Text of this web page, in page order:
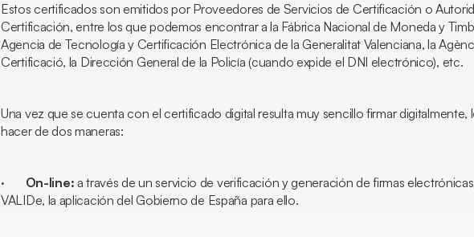
Estos certificados son emitidos por Proveedores de Servicios de Certificación o
Certificación, entre los que podemos encontrar a la Fábrica Nacional de Moneda y
Agencia de Tecnología y Certificación Electrónica de la Generalitat Valenciana, la
Certificació, la Dirección General de la Policía (cuando expide el DNI electrónico), etc.
Una vez que se cuenta con el certificado digital resulta muy sencillo firmar
hacer de dos maneras:
· On-line: a través de un servicio de verificación y generación de firmas
VALIDe, la aplicación del Gobierno de España para ello.